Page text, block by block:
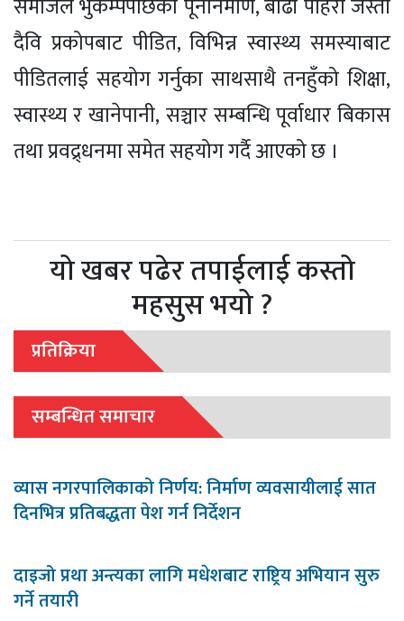
समाजले भुकम्पपछिको पूननिर्माण, बाढी पहिरो जस्ता
दैवि प्रकोपबाट पीडित, विभिन्न स्वास्थ्य समस्याबाट
पीडितलाई सहयोग गर्नुका साथसाथै तनहुँको शिक्षा,
स्वास्थ्य र खानेपानी, सञ्चार सम्बन्धि पूर्वाधार बिकास
तथा प्रवद्र्धनमा समेत सहयोग गर्दै आएको छ ।
यो खबर पढेर तपाईलाई कस्तो
महसुस भयो ?
प्रतिक्रिया
सम्बन्धित समाचार
व्यास नगरपालिकाको निर्णय: निर्माण व्यवसायीलाई सात
दिनभित्र प्रतिबद्धता पेश गर्न निर्देशन
दाइजो प्रथा अन्त्यका लागि मधेशबाट राष्ट्रिय अभियान सुरु
गर्ने तयारी